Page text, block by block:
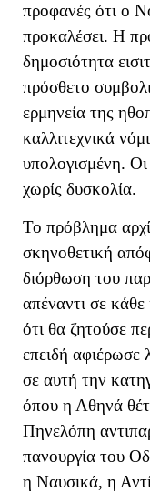
προφανές ότι ο
προκαλέσει. Η
δημοσιότητα
πρόσθετο
ερμηνεία της
καλλιτεχνικά
υπολογισμένη.
χωρίς δυσκολία.
Το πρόβλημα
σκηνοθετική
διόρθωση του
απέναντι σε
ότι θα ζητούσε
επειδή αφιέρωσε
σε αυτή την
όπου η Αθηνά
Πηνελόπη
πανουργία του
η Ναυσικά, η